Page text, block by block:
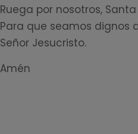
Ruega por nosotros,
Para que seamos dignos
Señor Jesucristo.
Amén